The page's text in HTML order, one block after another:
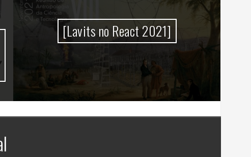
[Lavits no React 2021]